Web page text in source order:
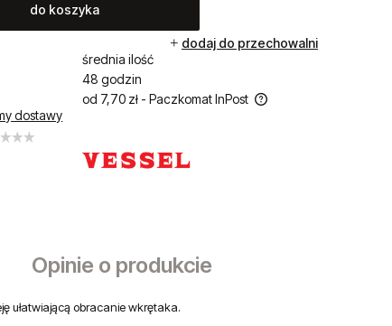
do koszyka
dodaj do przechowalni
średnia ilość
48 godzin
od 7,70 zł - Paczkomat InPost
Cena nie zawiera ewentualnych kosztów
dostawy
nie zawiera ewentualnych kosztów
Opinie o produkcie
ułatwiającą obracanie wkrętaka.